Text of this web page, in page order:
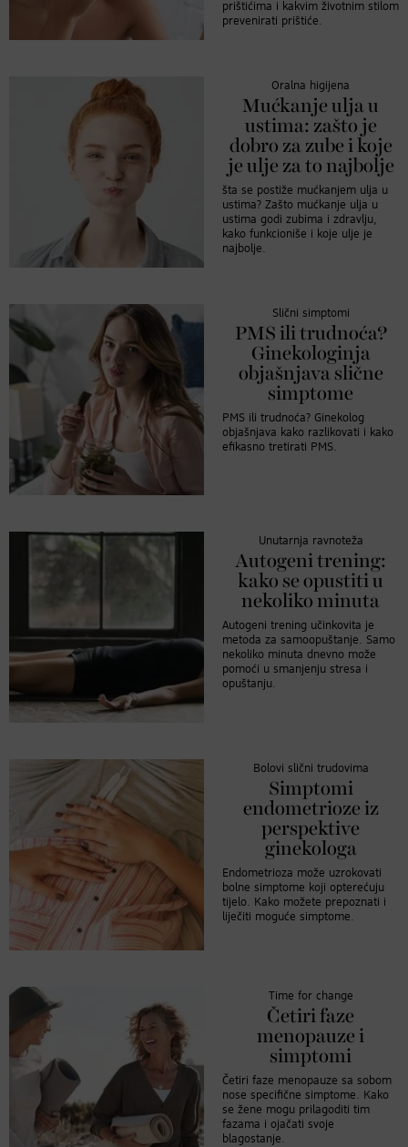
prištićima i kakvim životnim stilom
prevenirati prištiće.
Oralna higijena
Mućkanje ulja u
ustima: zašto je
dobro za zube i koje
je ulje za to najbolje
šta se postiže mućkanjem ulja u
ustima? Zašto mućkanje ulja u
ustima godi zubima i zdravlju,
kako funkcioniše i koje ulje je
najbolje.
Slični simptomi
PMS ili trudnoća?
Ginekologinja
objašnjava slične
simptome
PMS ili trudnoća? Ginekolog
objašnjava kako razlikovati i kako
efikasno tretirati PMS.
Unutarnja ravnoteža
Autogeni trening:
kako se opustiti u
nekoliko minuta
Autogeni trening učinkovita je
metoda za samoopuštanje. Samo
nekoliko minuta dnevno može
pomoći u smanjenju stresa i
opuštanju.
Bolovi slični trudovima
Simptomi
endometrioze iz
perspektive
ginekologa
Endometrioza može uzrokovati
bolne simptome koji opterećuju
tijelo. Kako možete prepoznati i
liječiti moguće simptome.
Time for change
Četiri faze
menopauze i
simptomi
Četiri faze menopauze sa sobom
nose specifične simptome. Kako
se žene mogu prilagoditi tim
fazama i ojačati svoje
blagostanje.